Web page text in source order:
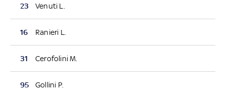
23 Venuti L.
16 Ranieri L.
31 Cerofolini M.
95 Gollini P.